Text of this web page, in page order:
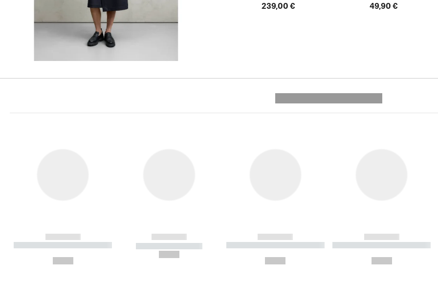
239,00 €
49,90 €
------------
----------- ----------- ----------
------------
----------- -----------
------------
----------- ----------- ----------
------------
----------- ----------- ----------